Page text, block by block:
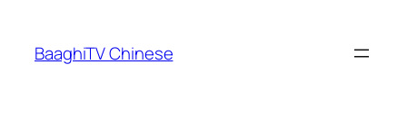
content
BaaghiTV Chinese